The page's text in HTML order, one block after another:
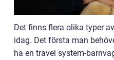
Det finns flera olika typer
idag. Det första man
ha en travel system-